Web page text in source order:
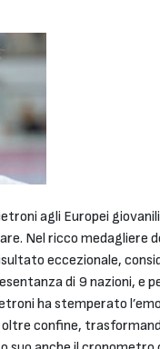
agli Europei
Nel ricco medagliere
eccezionale,
di 9 nazioni, e
ha stemperato
confine,